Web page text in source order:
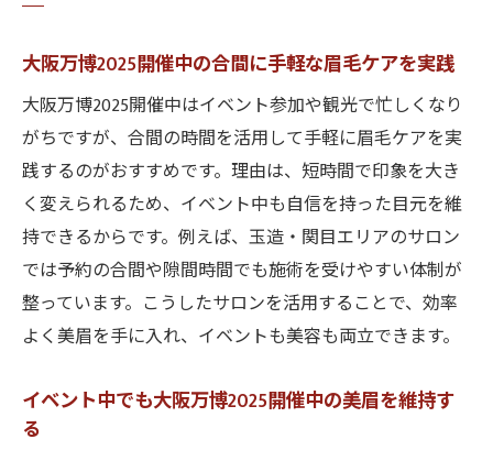
大阪万博2025開催中の合間に手軽な眉毛ケアを実践
大阪万博2025開催中はイベント参加や観光で忙しくなり
がちですが、合間の時間を活用して手軽に眉毛ケアを実
践するのがおすすめです。理由は、短時間で印象を大き
く変えられるため、イベント中も自信を持った目元を維
持できるからです。例えば、玉造・関目エリアのサロン
では予約の合間や隙間時間でも施術を受けやすい体制が
整っています。こうしたサロンを活用することで、効率
よく美眉を手に入れ、イベントも美容も両立できます。
イベント中でも大阪万博2025開催中の美眉を維持す
る